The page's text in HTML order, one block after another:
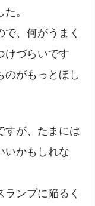
。
で、何がうまく
けづらいです
のがもっとほし
すが、たまには
いかもしれな
ンプに陥るく